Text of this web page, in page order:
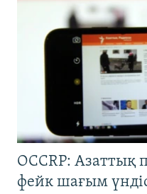
OCCRP: Азаттық
фейк шағым